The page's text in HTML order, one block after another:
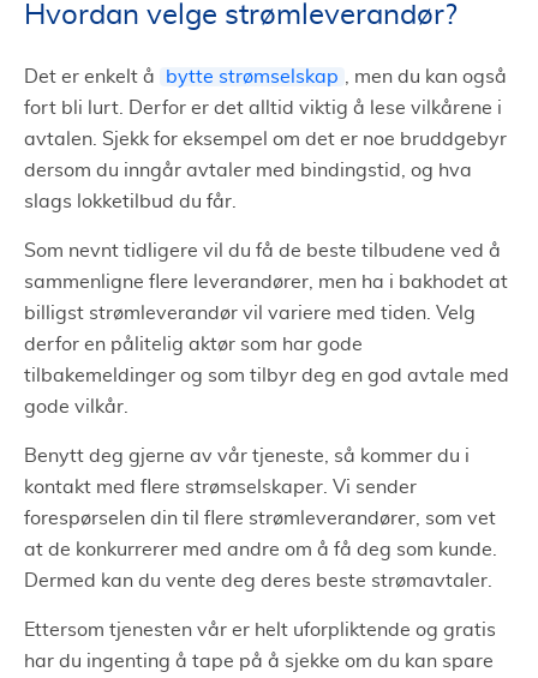
Hvordan velge strømleverandør?
Det er enkelt å bytte strømselskap
, men du kan også
fort bli lurt. Derfor er det alltid viktig å lese vilkårene i
avtalen. Sjekk for eksempel om det er noe bruddgebyr
dersom du inngår avtaler med bindingstid, og hva
slags lokketilbud du får.
Som nevnt tidligere vil du få de beste tilbudene ved å
sammenligne flere leverandører, men ha i bakhodet at
billigst strømleverandør vil variere med tiden. Velg
derfor en pålitelig aktør som har gode
tilbakemeldinger og som tilbyr deg en god avtale med
gode vilkår.
Benytt deg gjerne av vår tjeneste, så kommer du i
kontakt med flere strømselskaper. Vi sender
forespørselen din til flere strømleverandører, som vet
at de konkurrerer med andre om å få deg som kunde.
Dermed kan du vente deg deres beste strømavtaler.
Ettersom tjenesten vår er helt uforpliktende og gratis
har du ingenting å tape på å sjekke om du kan spare